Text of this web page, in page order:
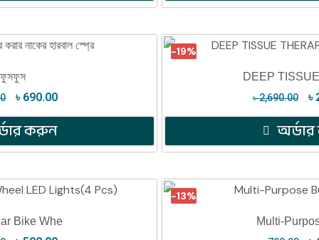
ফুসফুস
৳ 690.00
করুন
-19%
DEEP
৳2,690.00 ৳
Bike Whe
-13%
Multi-